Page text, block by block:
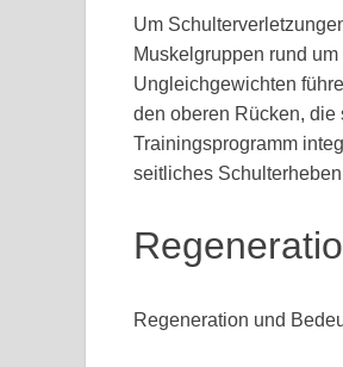
Um
Muskelgruppen rund
Ungleichgewichten
den oberen Rücken,
Trainingsprogramm
seitliches
Regeneration und